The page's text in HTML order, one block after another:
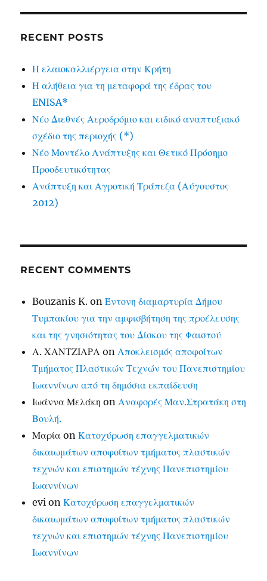
RECENT POSTS
Η ελαιοκαλλιέργεια στην Κρήτη
Η αλήθεια για τη μεταφορά της έδρας του
ENISA*
Νέο Διεθνές Αεροδρόμιο και ειδικό αναπτυξιακό
σχέδιο της περιοχής (*)
Νέο Μοντέλο Ανάπτυξης και Θετικό Πρόσημο
Προοδευτικότητας
Ανάπτυξη και Αγροτική Τράπεζα (Αύγουστος
2012)
RECENT COMMENTS
Bouzanis K. onΈντονη διαμαρτυρία Δήμου
Τυμπακίου για την αμφισβήτηση της προέλευσης
και της γνησιότητας του Δίσκου της Φαιστού
Α. ΧΑΝΤΖΙΑΡΑ onΑποκλεισμός αποφοίτων
Τμήματος Πλαστικών Τεχνών του Πανεπιστημίου
Ιωαννίνων από τη δημόσια εκπαίδευση
Ιωάννα Μελάκη onΑναφορές Μαν.Στρατάκη στη
Βουλή.
Μαρία onΚατοχύρωση επαγγελματικών
δικαιωμάτων αποφοίτων τμήματος πλαστικών
τεχνών και επιστημών τέχνης Πανεπιστημίου
Ιωαννίνων
evi onΚατοχύρωση επαγγελματικών
δικαιωμάτων αποφοίτων τμήματος πλαστικών
τεχνών και επιστημών τέχνης Πανεπιστημίου
Ιωαννίνων